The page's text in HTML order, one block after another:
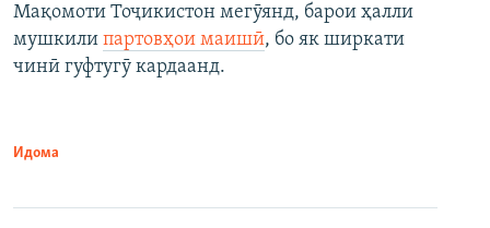
Мақомоти Тоҷикистон мегӯянд, барои ҳалли
мушкили партовҳои маишӣ, бо як ширкати
чинӣ гуфтугӯ кардаанд.
Идома